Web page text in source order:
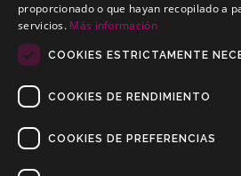
Última actualización: Enero 2025
proporcionado o que hayan recopilado a
servicios. Más información
COOKIES ESTRICTAMENTE
COOKIES DE RENDIMIENTO
COOKIES DE PREFERENCIAS